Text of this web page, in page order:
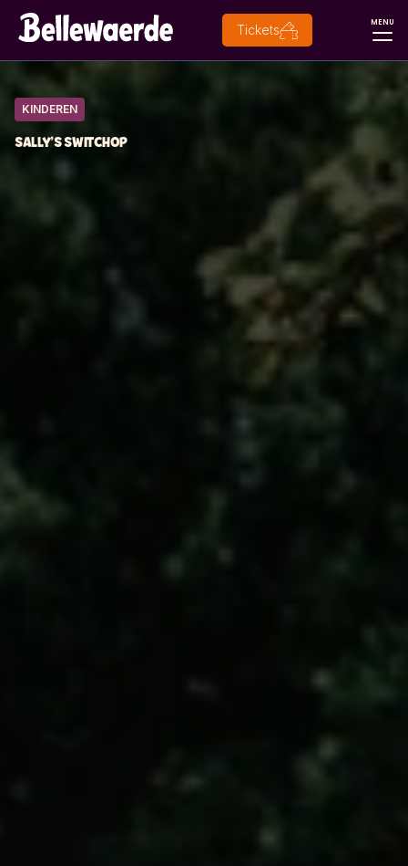
Tickets MENU
KINDEREN
SALLY’S SWITCHOP